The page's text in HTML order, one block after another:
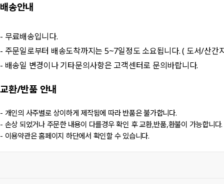
배송안내
- 무료배송입니다.
- 주문일로부터 배송도착까지는 5~7일정도 소요됩니다. ( 도서/산간
- 배송일 변경이나 기타문의사항은 고객센터로 문의바랍니다.
교환/반품안내
- 개인의 사주별로 상이하게 제작됨에 따라 반품은 불가합니다.
- 손상 되었거나 주문한 내용이 다를경우 확인 후 교환,반품,환불이 가능합니다.
- 이용약관은 홈페이지 하단에서 확인할 수 있습니다.